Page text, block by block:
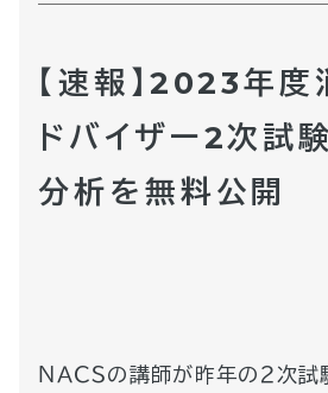
【速報】2023年度
ドバイザー2次試
分析を無料公開
ＮＡＣＳの講師が昨年の２次